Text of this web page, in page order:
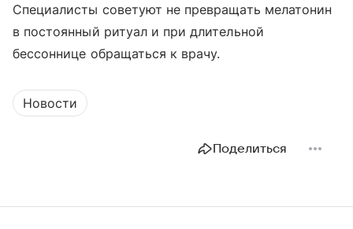
Специалисты советуют не превращать мелатонин
в постоянный ритуал и при длительной
бессоннице обращаться к врачу.
Новости
Поделиться